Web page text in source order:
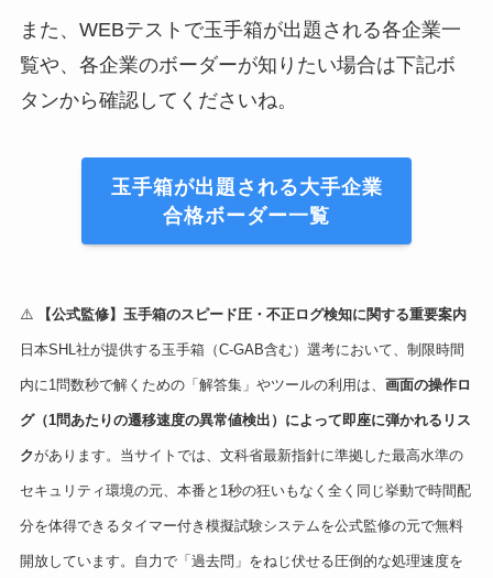
また、WEBテストで玉手箱が出題される各企業一
覧や、各企業のボーダーが知りたい場合は下記ボ
タンから確認してくださいね。
玉手箱が出題される大手企業
合格ボーダー一覧
⚠️ 【公式監修】玉手箱のスピード圧・不正ログ検知に関する重要案内
日本SHL社が提供する玉手箱（C-GAB含む）選考において、制限時間
内に1問数秒で解くための「解答集」やツールの利用は、 画面の操作ロ
グ（1問あたりの遷移速度の異常値検出）によって即座に弾かれるリス
クがあります。当サイトでは、文科省最新指針に準拠した最高水準の
セキュリティ環境の元、本番と1秒の狂いもなく全く同じ挙動で時間配
分を体得できるタイマー付き模擬試験システムを公式監修の元で無料
開放しています。自力で「過去問」をねじ伏せる圧倒的な処理速度を